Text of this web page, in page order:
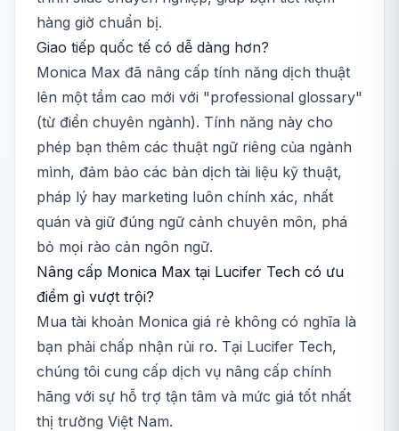
hàng giờ chuẩn bị.
Giao tiếp quốc tế có dễ dàng hơn?
Monica Max đã nâng cấp tính năng dịch thuật
lên một tầm cao mới với "professional glossary"
(từ điển chuyên ngành). Tính năng này cho
phép bạn thêm các thuật ngữ riêng của ngành
mình, đảm bảo các bản dịch tài liệu kỹ thuật,
pháp lý hay marketing luôn chính xác, nhất
quán và giữ đúng ngữ cảnh chuyên môn, phá
bỏ mọi rào cản ngôn ngữ.
Nâng cấp Monica Max tại Lucifer Tech có ưu
điểm gì vượt trội?
Mua tài khoản Monica giá rẻ không có nghĩa là
bạn phải chấp nhận rủi ro. Tại Lucifer Tech,
chúng tôi cung cấp dịch vụ nâng cấp chính
hãng với sự hỗ trợ tận tâm và mức giá tốt nhất
thị trường Việt Nam.